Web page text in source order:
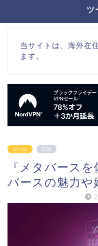
ツ
当サイトは、海外在
ます。
ツール 広告
『メタバース
バースの魅力や